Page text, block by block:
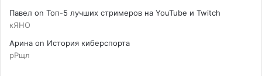
Павел on Топ-5 лучших стримеров на YouTube и Twitch
кЯНО
Арина on История киберспорта
рРщл